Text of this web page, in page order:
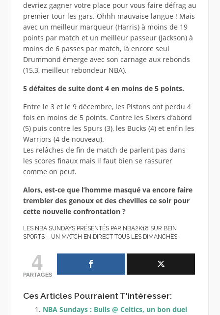
devriez gagner votre place pour vous faire défrag au
premier tour les gars. Ohhh mauvaise langue ! Mais
avec un meilleur marqueur (Harris) à moins de 19
points par match et un meilleur passeur (Jackson) à
moins de 6 passes par match, là encore seul
Drummond émerge avec son carnage aux rebonds
(15,3, meilleur rebondeur NBA).
5 défaites de suite dont 4 en moins de 5 points.
Entre le 3 et le 9 décembre, les Pistons ont perdu 4
fois en moins de 5 points. Contre les Sixers d’abord
(5) puis contre les Spurs (3), les Bucks (4) et enfin les
Warriors (4 de nouveau).
Les relâches de fin de match de parlent pas dans
les scores finaux mais il faut bien se rassurer
comme on peut.
Alors, est-ce que l’homme masqué va encore faire
trembler des genoux et des chevilles ce soir pour
cette nouvelle confrontation ?
LES NBA SUNDAYS PRÉSENTÉS PAR NBA2K18 SUR BEIN
SPORTS – UN MATCH EN DIRECT TOUS LES DIMANCHES.
4
PARTAGES
Ces Articles Pourraient T'intéresser:
NBA Sundays : Bulls @ Celtics, un bon duel